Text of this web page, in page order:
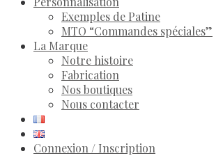
Exemples de Patine
MTO “Commandes spéciales”
La Marque
Notre histoire
Fabrication
Nos boutiques
Nous contacter
Connexion / Inscription